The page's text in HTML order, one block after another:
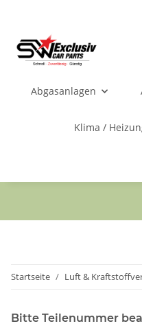
Abgasanlagen
Klima /
Startseite Luft &
Bitte Teilenummer